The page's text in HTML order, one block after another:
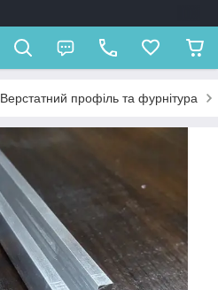
Верстатний профіль та фурнітура